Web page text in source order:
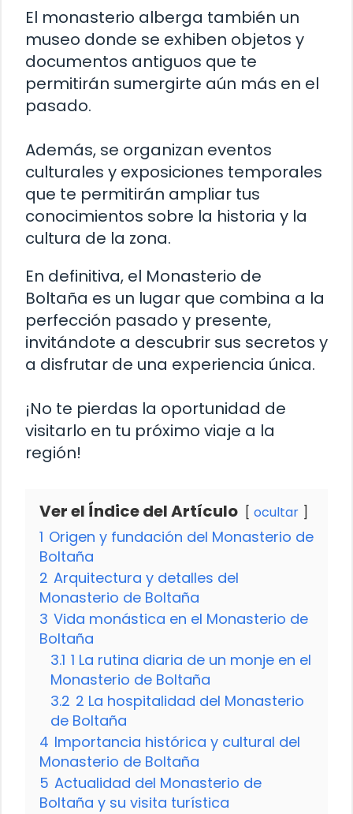
El monasterio alberga también un
museo donde se exhiben objetos y
documentos antiguos que te
permitirán sumergirte aún más en el
pasado.
Además, se organizan eventos
culturales y exposiciones temporales
que te permitirán ampliar tus
conocimientos sobre la historia y la
cultura de la zona.
En definitiva, el Monasterio de
Boltaña es un lugar que combina a la
perfección pasado y presente,
invitándote a descubrir sus secretos y
a disfrutar de una experiencia única.
¡No te pierdas la oportunidad de
visitarlo en tu próximo viaje a la
región!
Ver el Índice del Artículo ocultar
1 Origen y fundación del Monasterio de
Boltaña
2 Arquitectura y detalles del
Monasterio de Boltaña
3 Vida monástica en el Monasterio de
Boltaña
3.1 1 La rutina diaria de un monje en el
Monasterio de Boltaña
3.2 2 La hospitalidad del Monasterio
de Boltaña
4 Importancia histórica y cultural del
Monasterio de Boltaña
5 Actualidad del Monasterio de
Boltaña y su visita turística